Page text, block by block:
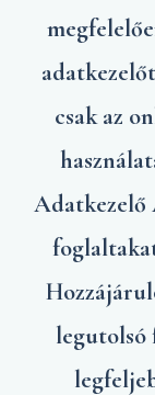
csak az
Adatkezelő
legutolsó